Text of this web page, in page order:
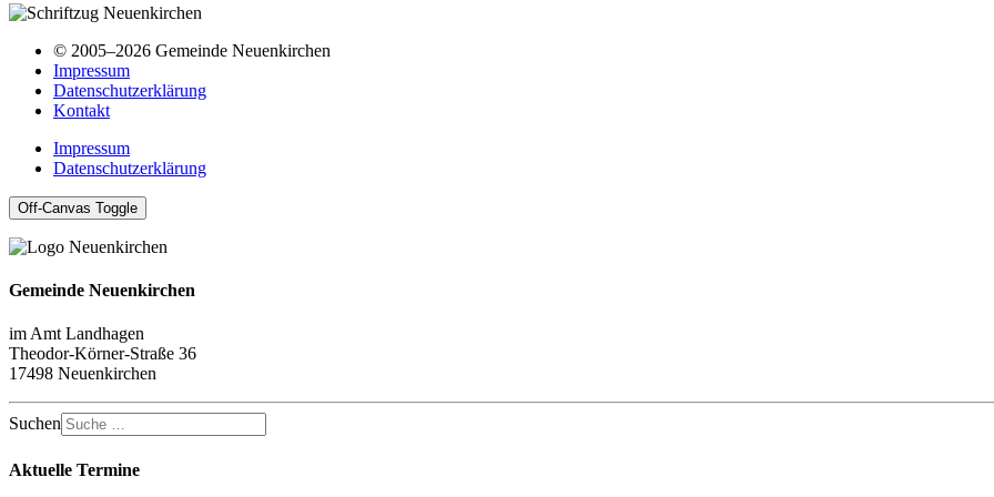
© 2005–2026 Gemeinde Neuenkirchen
Impressum
Datenschutzerklärung
Kontakt
Impressum
Datenschutzerklärung
Off-Canvas Toggle
Gemeinde Neuenkirchen
im Amt Landhagen
Theodor-Körner-Straße 36
17498 Neuenkirchen
Suchen
Aktuelle Termine